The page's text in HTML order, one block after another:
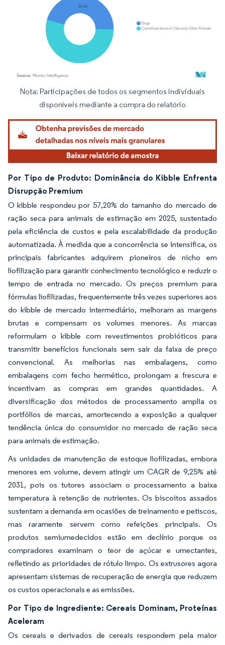
Imagem © Mordor Intelligence. O reuso requer atribuição conforme CC BY 4.0.
Nota: Participações de todos os segmentos individuais
disponíveis mediante a compra do relatório
Por Tipo de Produto: Dominância do Kibble Enfrenta
Disrupção Premium
O kibble respondeu por 57,20% do tamanho do mercado de
ração seca para animais de estimação em 2025, sustentado
pela eficiência de custos e pela escalabilidade da produção
automatizada. À medida que a concorrência se intensifica, os
principais fabricantes adquirem pioneiros de nicho em
liofilização para garantir conhecimento tecnológico e reduzir o
tempo de entrada no mercado. Os preços premium para
fórmulas liofilizadas, frequentemente três vezes superiores aos
do kibble de mercado intermediário, melhoram as margens
brutas e compensam os volumes menores. As marcas
reformulam o kibble com revestimentos probióticos para
transmitir benefícios funcionais sem sair da faixa de preço
convencional. As melhorias nas embalagens, como
embalagens com fecho hermético, prolongam a frescura e
incentivam as compras em grandes quantidades. A
diversificação dos métodos de processamento amplia os
portfólios de marcas, amortecendo a exposição a qualquer
tendência única do consumidor no mercado de ração seca
para animais de estimação.
As unidades de manutenção de estoque liofilizadas, embora
menores em volume, devem atingir um CAGR de 9,25% até
2031, pois os tutores associam o processamento a baixa
temperatura à retenção de nutrientes. Os biscoitos assados
sustentam a demanda em ocasiões de treinamento e petiscos,
mas raramente servem como refeições principais. Os
produtos semiumedecidos estão em declínio porque os
compradores examinam o teor de açúcar e umectantes,
refletindo as prioridades de rótulo limpo. Os extrusores agora
apresentam sistemas de recuperação de energia que reduzem
os custos operacionais e as emissões.
Por Tipo de Ingrediente: Cereais Dominam, Proteínas
Aceleram
Os cereais e derivados de cereais respondem pela maior